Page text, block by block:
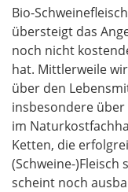
Bio-
übersteigt das
noch nicht
hat. Mittlerweile
über den
insbesondere
im
Ketten, die
(Schweine-)Fleisch
scheint noch